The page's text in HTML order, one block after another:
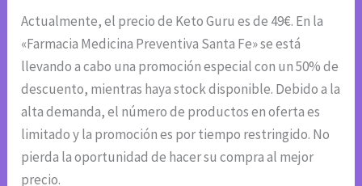
Actualmente, el precio de Keto Guru es de 49€. En la
«Farmacia Medicina Preventiva Santa Fe» se está
llevando a cabo una promoción especial con un 50% de
descuento, mientras haya stock disponible. Debido a la
alta demanda, el número de productos en oferta es
limitado y la promoción es por tiempo restringido. No
pierda la oportunidad de hacer su compra al mejor
precio.